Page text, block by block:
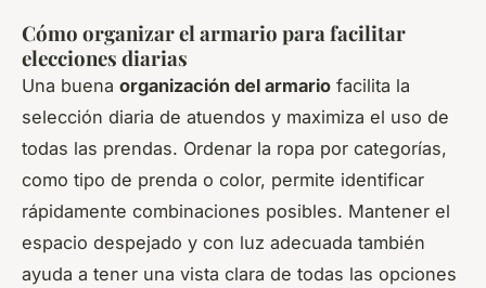
Cómo organizar el armario para facilitar
elecciones diarias
Una buena organización del armario facilita la
selección diaria de atuendos y maximiza el uso de
todas las prendas. Ordenar la ropa por categorías,
como tipo de prenda o color, permite identificar
rápidamente combinaciones posibles. Mantener el
espacio despejado y con luz adecuada también
ayuda a tener una vista clara de todas las opciones